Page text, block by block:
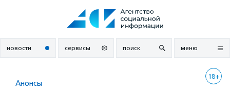
новости сервисы поиск меню
18+
Анонсы